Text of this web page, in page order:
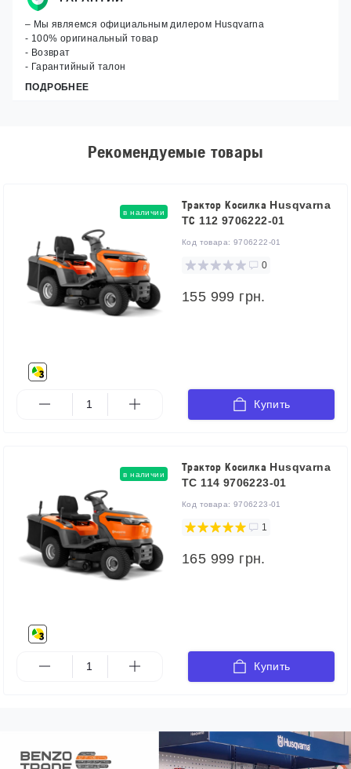
– Мы являемся официальным дилером Husqvarna
- 100% оригинальный товар
- Возврат
- Гарантийный талон
ПОДРОБНЕЕ
Рекомендуемые товары
в наличии
Трактор Косилка Husqvarna
TС 112 9706222-01
Код товара: 9706222-01
0
155 999 грн.
Купить
в наличии
Трактор Косилка Husqvarna
TC 114 9706223-01
Код товара: 9706223-01
1
165 999 грн.
Купить